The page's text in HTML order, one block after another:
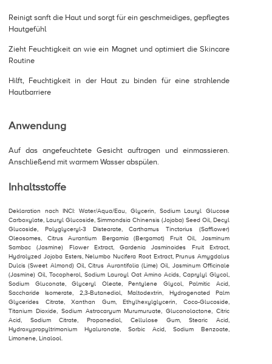
Reinigt sanft die Haut und sorgt für ein geschmeidiges, gepflegtes
Hautgefühl
Zieht Feuchtigkeit an wie ein Magnet und optimiert die Skincare
Routine
Hilft, Feuchtigkeit in der Haut zu binden für eine strahlende
Hautbarriere
Anwendung
Auf das angefeuchtete Gesicht auftragen und einmassieren.
Anschließend mit warmem Wasser abspülen.
Inhaltsstoffe
Deklaration nach INCI: Water/Aqua/Eau, Glycerin, Sodium Lauryl Glucose
Carboxylate, Lauryl Glucoside, Simmondsia Chinensis (Jojoba) Seed Oil, Decyl
Glucoside, Polyglyceryl-3 Distearate, Carthamus Tinctorius (Safflower)
Oleosomes, Citrus Aurantium Bergamia (Bergamot) Fruit Oil, Jasminum
Sambac (Jasmine) Flower Extract, Gardenia Jasminoides Fruit Extract,
Hydrolyzed Jojoba Esters, Nelumbo Nucifera Root Extract, Prunus Amygdalus
Dulcis (Sweet Almond) Oil, Citrus Aurantifolia (Lime) Oil, Jasminum Officinale
(Jasmine) Oil, Tocopherol, Sodium Lauroyl Oat Amino Acids, Caprylyl Glycol,
Sodium Gluconate, Glyceryl Oleate, Pentylene Glycol, Palmitic Acid,
Saccharide Isomerate, 2,3-Butanediol, Maltodextrin, Hydrogenated Palm
Glycerides Citrate, Xanthan Gum, Ethylhexylglycerin, Coco-Glucoside,
Titanium Dioxide, Sodium Astrocaryum Murumuruate, Gluconolactone, Citric
Acid, Sodium Citrate, Propanediol, Cellulose Gum, Stearic Acid,
Hydroxypropyltrimonium Hyaluronate, Sorbic Acid, Sodium Benzoate,
Limonene, Linalool.